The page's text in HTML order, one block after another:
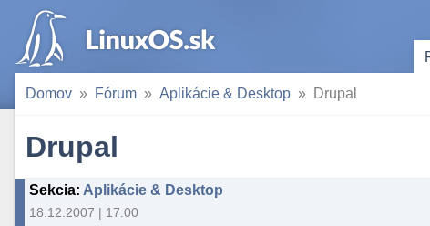
Domov Fórum Aplikácie & Desktop Drupal
Drupal
Sekcia: Aplikácie & Desktop
18.12.2007 | 17:00